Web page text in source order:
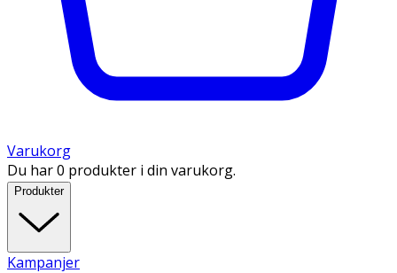
Varukorg
Du har 0 produkter i din varukorg.
Produkter
Kampanjer